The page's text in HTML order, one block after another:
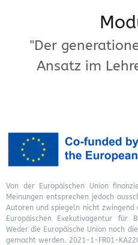
"Der
Ansatz im
Von der Europäischen Union
Meinungen entsprechen jedoch
Autoren und spiegeln nicht zwingend
Europäischen Exekutivagentur für
Weder die Europäische Union noch
gemacht werden. 2021-1-FR01-